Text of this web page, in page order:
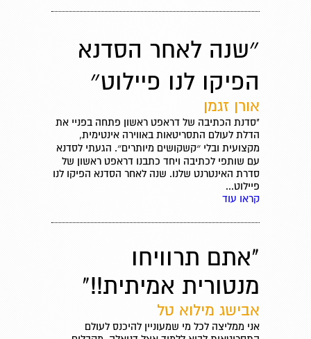
״שנה לאחר הסדנא
הפיקו לנו פיילוט״
אורן זגמן
"סדנת הכתיבה של דראפט ראשון פתחה בפניי את
הדלת לעולם התסריטאות באווירה אינטימית,
מקצועית ובלי ״קשקושים מיותרים״. הגעתי לסדנא
עם שותפי לכתיבה ויחד כתבנו דראפט ראשון של
סדרת האינטרנט שלנו. שנה לאחר הסדנא הפיקו לנו
פיילוט...
קראו עוד
"אתם תרוויחו
מנטורית אמיתית!!"
אבישג מילוא טל
אני ממליצה לכל מי שמעוניין להיכנס לעולם